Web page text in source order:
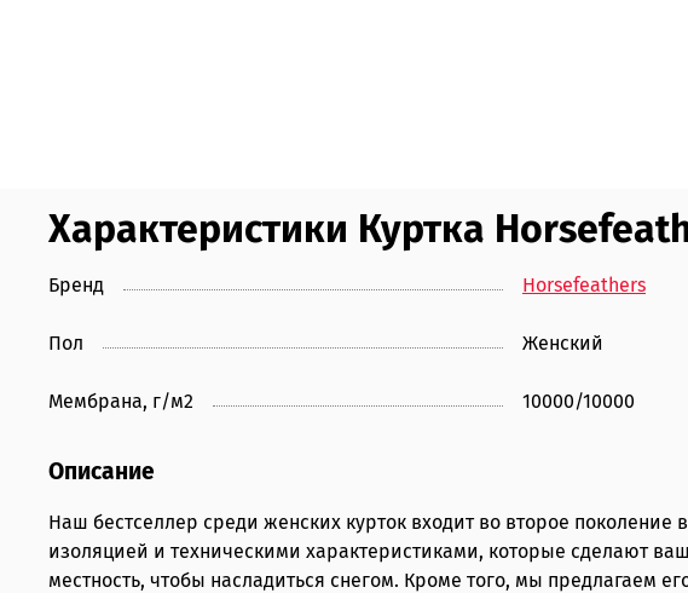
Характеристики Куртка
Бренд Horsefeathers
Пол Женский
Мембрана, г/м2 10000/10000
Описание
Наш бестселлер среди женских курток входит во второе
изоляцией и техническими характеристиками, которые сделают
местность, чтобы насладиться снегом. Кроме того, мы предлагаем